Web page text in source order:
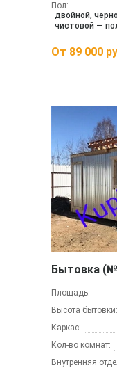
Пол:
двойной,
чистовой —
От 89 000
Бытовка
Площадь:
Высота бытовки:
Каркас:
Кол-во комнат:
Внутренняя